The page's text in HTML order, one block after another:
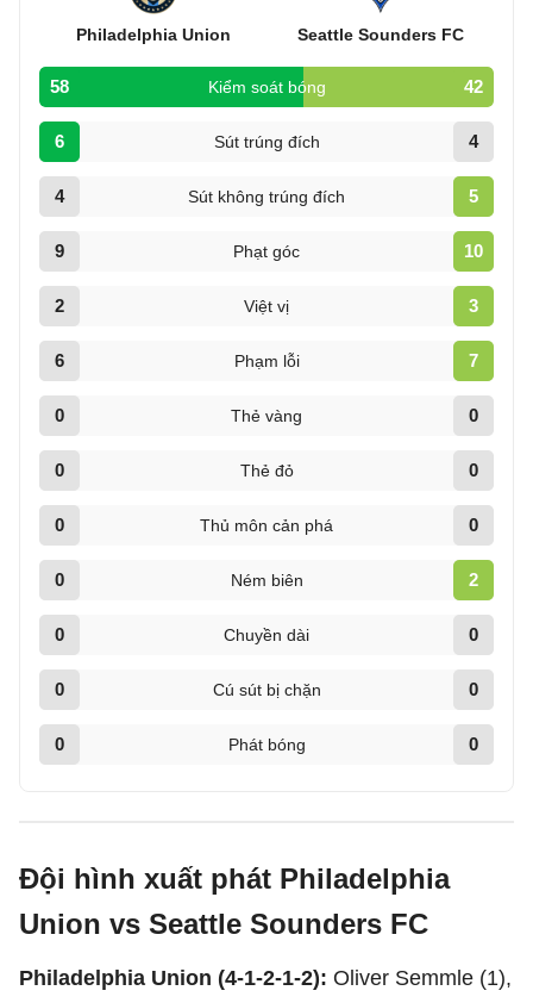
Philadelphia Union Seattle Sounders FC
58 Kiểm soát bóng 42
6 Sút trúng đích 4
4 Sút không trúng đích 5
9 Phạt góc 10
2 Việt vị 3
6 Phạm lỗi 7
0 Thẻ vàng 0
0 Thẻ đỏ 0
0 Thủ môn cản phá 0
0 Ném biên 2
0 Chuyền dài 0
0 Cú sút bị chặn 0
0 Phát bóng 0
Đội hình xuất phát Philadelphia
Union vs Seattle Sounders FC
Philadelphia Union (4-1-2-1-2): Oliver Semmle (1),